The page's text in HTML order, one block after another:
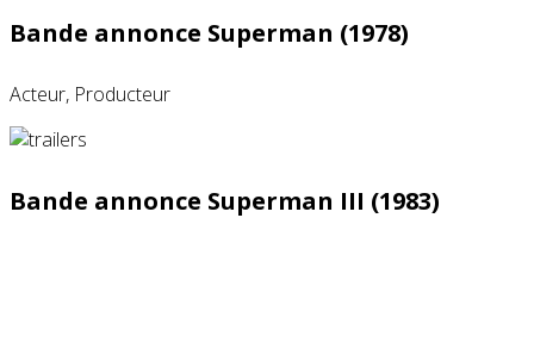
Bande annonce Superman (1978)
Acteur, Producteur
Bande annonce Superman III (1983)